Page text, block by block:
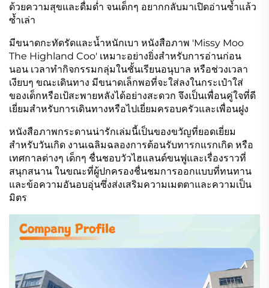
ด้วยความสุขและดื่มด่ำ จนเด็กๆ อยากกลับมาเปิดอ่านซ้ำแล้ว
ซ้ำเล่า
มีขนาดกะทัดรัดและน้ำหนักเบา หนังสือภาพ 'Missy Moo
The Highland Coo' เหมาะอย่างยิ่งสำหรับการอ่านก่อน
นอน เวลาทำกิจกรรมกลุ่มในชั้นเรียนอนุบาล หรือช่วงเวลา
เงียบๆ ขณะเดินทาง มีขนาดเล็กพอที่จะใส่ลงในกระเป๋าใส่
ของเด็กหรือเป้สะพายหลังได้อย่างสะดวก จึงเป็นเพื่อนคู่ใจที่ดี
เยี่ยมสำหรับการเดินทางหรือไปเยี่ยมครอบครัวและเพื่อนฝูง
หนังสือภาพกระดานน่ารักเล่มนี้เป็นของขวัญที่ยอดเยี่ยม
สำหรับวันเกิด งานเฉลิมฉลองการต้อนรับทารกแรกเกิด หรือ
เทศกาลต่างๆ เด็กๆ ชื่นชอบวัวไฮแลนด์ขนฟูและเรื่องราวที่
สนุกสนาน ในขณะที่ผู้ปกครองชื่นชมการออกแบบที่ทนทาน
และข้อความอันอบอุ่นซึ่งส่งเสริมความเมตตาและความเป็น
มิตร